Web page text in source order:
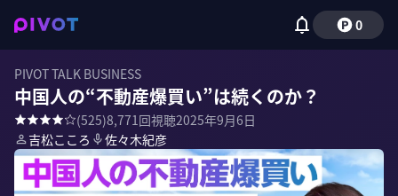
0
PIVOT TALK BUSINESS
中国人の“不動産爆買い”は続くのか？
(525)8,771回視聴2025年9月6日
吉松こころ
佐々木紀彦